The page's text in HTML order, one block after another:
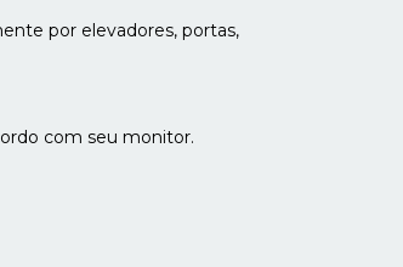
por elevadores, portas,
com seu monitor.